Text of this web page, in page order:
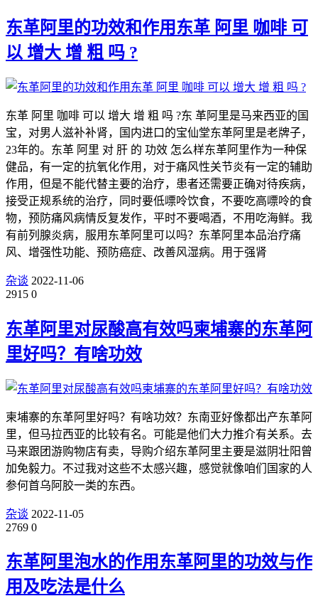
东革阿里的功效和作用东革 阿里 咖啡 可
以 增大 增 粗 吗 ?
东革 阿里 咖啡 可以 增大 增 粗 吗 ?东 革阿里是马来西亚的国
宝，对男人滋补补肾，国内进口的宝仙堂东革阿里是老牌子，
23年的。东革 阿里 对 肝 的 功效 怎么样东革阿里作为一种保
健品，有一定的抗氧化作用，对于痛风性关节炎有一定的辅助
作用，但是不能代替主要的治疗，患者还需要正确对待疾病，
接受正规系统的治疗，同时要低嘌呤饮食，不要吃高嘌呤的食
物，预防痛风病情反复发作，平时不要喝酒，不用吃海鲜。我
有前列腺炎病，服用东革阿里可以吗？东革阿里本品治疗痛
风、增强性功能、预防癌症、改善风湿病。用于强肾
杂谈 2022-11-06
2915 0
东革阿里对尿酸高有效吗柬埔寨的东革阿
里好吗？有啥功效
柬埔寨的东革阿里好吗？有啥功效？东南亚好像都出产东革阿
里，但马拉西亚的比较有名。可能是他们大力推介有关系。去
马来跟团游购物店有卖，导购介绍东革阿里主要是滋阴壮阳曾
加免毅力。不过我对这些不太感兴趣，感觉就像咱们国家的人
参何首乌阿胶一类的东西。
杂谈 2022-11-05
2769 0
东革阿里泡水的作用东革阿里的功效与作
用及吃法是什么